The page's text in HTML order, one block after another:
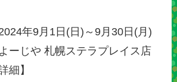
年9月1日(日)～9月30日(月)
ーじや 札幌ステラプレイス店
詳細】